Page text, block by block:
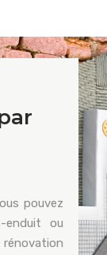
pouvez
enduit ou